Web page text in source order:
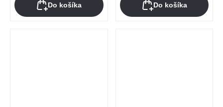
Do košíka
je
5,0
Do košíka